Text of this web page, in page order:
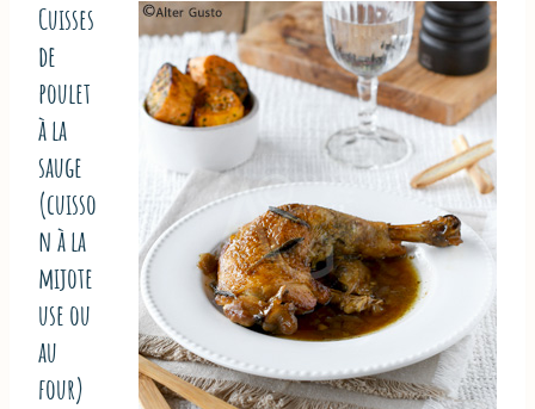
Cuisses
de
poulet
à la
sauge
(cuisso
n à la
mijote
use ou
au
four)